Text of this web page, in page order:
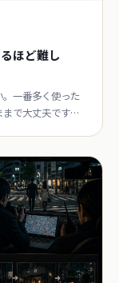
ほど難し
一番多く使った
で大丈夫です」